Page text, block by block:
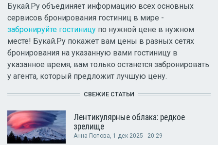
Букай.Ру объединяет информацию всех основных
сервисов бронирования гостиниц в мире -
забронируйте гостиницу по нужной цене в нужном
месте! Букай.Ру покажет вам цены в разных сетях
бронирования на указанную вами гостиницу в
указанное время, вам только останется забронировать
у агента, который предложит лучшую цену.
СВЕЖИЕ СТАТЬИ
Лентикулярные облака: редкое
зрелище
Анна Попова, 1 дек 2025 - 20:29